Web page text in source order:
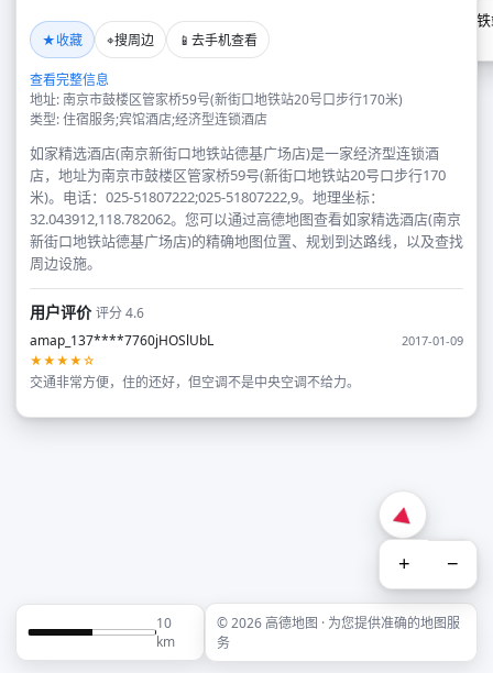
★收藏 ⌖搜周边 📱 去手机查看
查看完整信息
地址: 南京市鼓楼区管家桥59号(新街口地铁站20号口步行170米)
类型: 住宿服务;宾馆酒店;经济型连锁酒店
如家精选酒店(南京新街口地铁站德基广场店)是一家经济型连锁酒
店，地址为南京市鼓楼区管家桥59号(新街口地铁站20号口步行170
米)。电话：025-51807222;025-51807222,9。地理坐标：
32.043912,118.782062。您可以通过高德地图查看如家精选酒店(南京
新街口地铁站德基广场店)的精确地图位置、规划到达路线，以及查找
周边设施。
用户评价评分 4.6
amap_137****7760jHOSlUbL
2017-01-09
★★★★☆
交通非常方便，住的还好，但空调不是中央空调不给力。
如家精选酒店(南京新街口地
+ −
10
km
© 2026 高德地图 · 为您提供准确的地图服
务